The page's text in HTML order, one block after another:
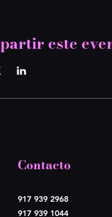
este
Contacto
917 939 2968
917 939 1044